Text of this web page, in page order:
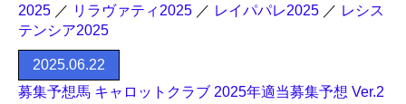
2025 ／ リラヴァティ2025 ／ レイパパレ2025 ／ レシス
テンシア2025
2025.06.22
募集予想馬 キャロットクラブ 2025年適当募集予想 Ver.2